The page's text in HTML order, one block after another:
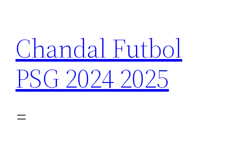
contenido
Chandal Futbol
PSG 2024 2025